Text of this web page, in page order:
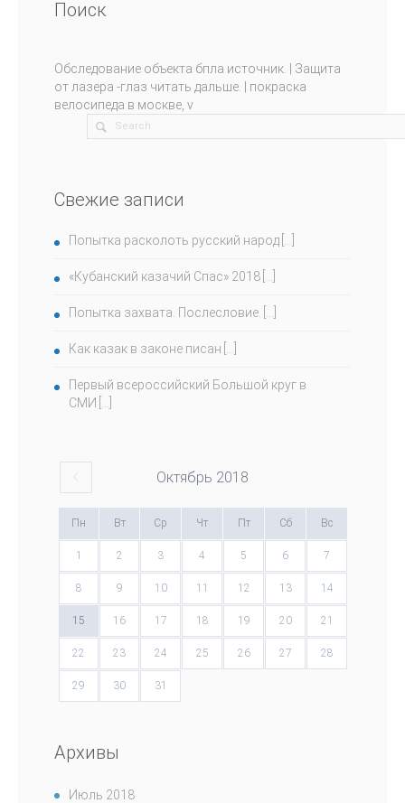
Поиск
Обследование объекта бпла источник . | Защита
от лазера -глаз читать дальше
покраска
велосипеда в москве, v
Свежие записи
Попытка расколоть русский народ
«Кубанский казачий Спас» 2018
Попытка захвата. Послесловие.
Как казак в законе писан
Первый всероссийский Большой круг в
СМИ
Октябрь 2018
Пн Вт Ср Чт Пт Сб Вс
1 2 3 4 5 6 7
8 9 10 11 12 13 14
15 16 17 18 19 20 21
22 23 24 25 26 27 28
29 30 31
Архивы
Июль 2018